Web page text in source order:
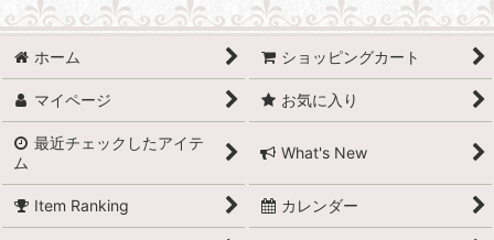
ホーム ショッピングカート
マイページ お気に入り
最近チェックしたアイテ
ム
What's New
Item Ranking カレンダー